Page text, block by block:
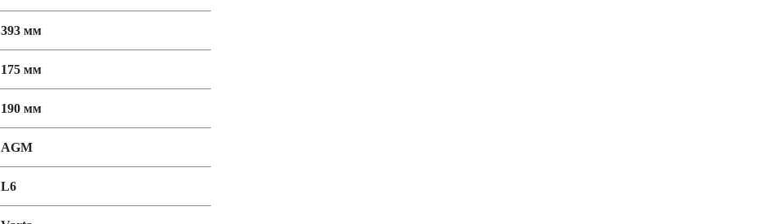
393 мм
175 мм
190 мм
AGM
L6